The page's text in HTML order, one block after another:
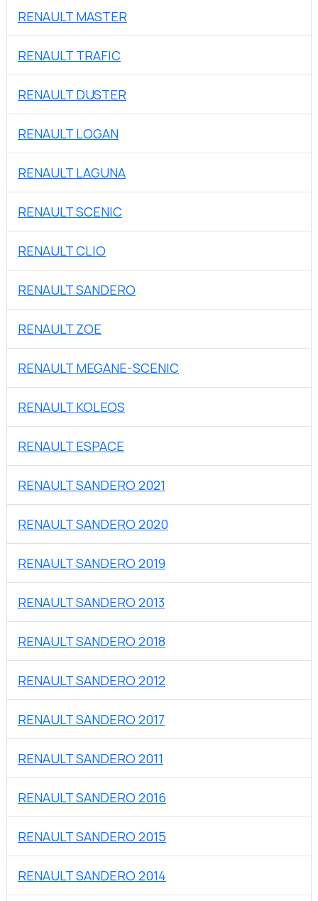
RENAULT MASTER
RENAULT TRAFIC
RENAULT DUSTER
RENAULT LOGAN
RENAULT LAGUNA
RENAULT SCENIC
RENAULT CLIO
RENAULT SANDERO
RENAULT ZOE
RENAULT MEGANE-SCENIC
RENAULT KOLEOS
RENAULT ESPACE
RENAULT SANDERO 2021
RENAULT SANDERO 2020
RENAULT SANDERO 2019
RENAULT SANDERO 2013
RENAULT SANDERO 2018
RENAULT SANDERO 2012
RENAULT SANDERO 2017
RENAULT SANDERO 2011
RENAULT SANDERO 2016
RENAULT SANDERO 2015
RENAULT SANDERO 2014